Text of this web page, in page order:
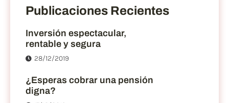
Publicaciones Recientes
Inversión espectacular,
rentable y segura
28/12/2019
¿Esperas cobrar una pensión
digna?